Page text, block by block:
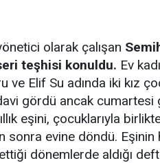
olarak çalışan
teşhisi konuldu. Ev
ve Elif Su adında iki kız
gördü ancak cumartesi
eşini, çocuklarıyla
evine döndü. Eşinin
dönemlerde aldığı